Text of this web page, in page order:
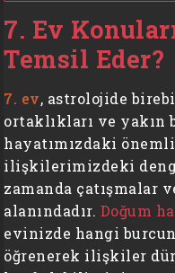
7. Ev
Temsil Eder?
7. ev, astrolojide
ortaklıkları ve
hayatımızdaki
ilişkilerimizdeki
zamanda çatışmalar
alanındadır. Doğum
evinizde hangi
öğrenerek ilişkiler